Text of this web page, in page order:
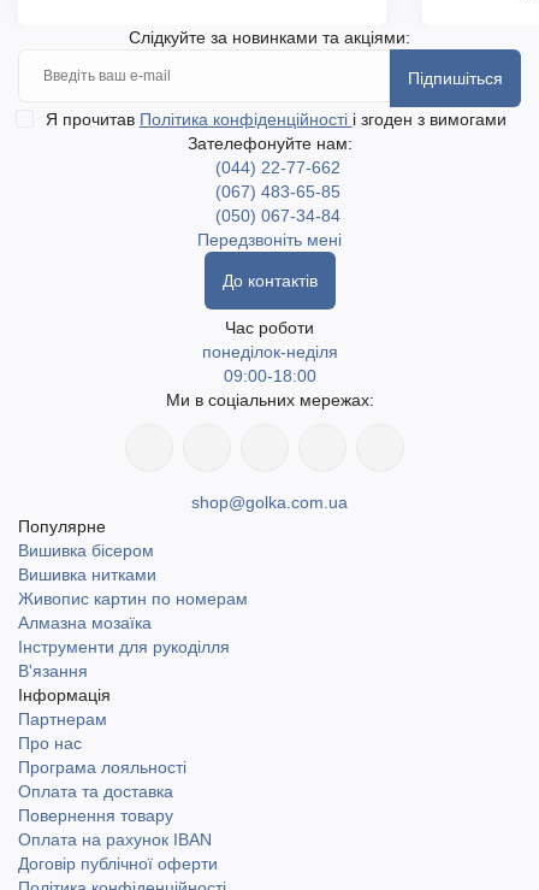
Слідкуйте за новинками та акціями:
Підпишіться
Я прочитав Політика конфіденційності і згоден з вимогами
Зателефонуйте нам:
(044) 22-77-662
(067) 483-65-85
(050) 067-34-84
Передзвоніть мені
До контактів
Час роботи
понеділок-неділя
09:00-18:00
Ми в соціальних мережах:
shop@golka.com.ua
Популярне
Вишивка бісером
Вишивка нитками
Живопис картин по номерам
Алмазна мозаїка
Інструменти для рукоділля
В'язання
Інформація
Партнерам
Про нас
Програма лояльності
Оплата та доставка
Повернення товару
Оплата на рахунок IBAN
Договір публічної оферти